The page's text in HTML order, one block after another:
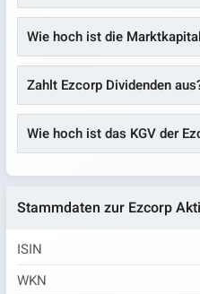
Wie hoch ist die
Zahlt Ezcorp Dividenden
Wie hoch ist das KGV der
Stammdaten zur Ezcorp
ISIN
WKN